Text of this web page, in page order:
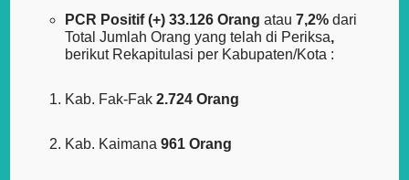
PCR Positif (+) 33.126 Orangatau 7,2%dari
Total Jumlah Orang yang telah di Periksa,
berikut Rekapitulasi per Kabupaten/Kota :
Kab. Fak-Fak2.724 Orang
Kab. Kaimana961 Orang